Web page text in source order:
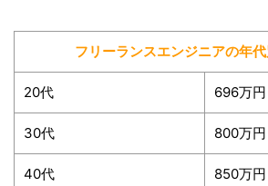
フリーランスエンジニアの年
20代 696万円
30代 800万円
40代 850万円